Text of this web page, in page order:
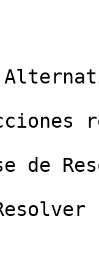
de